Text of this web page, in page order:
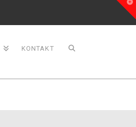
KONTAKT